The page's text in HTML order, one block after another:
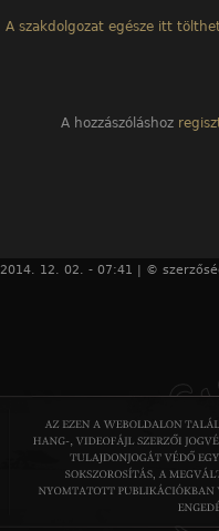
A szakdolgozat egésze itt
A hozzászóláshoz
2014. 12. 02. - 07:41 | ©